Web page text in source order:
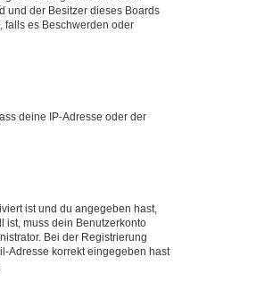
und der Besitzer dieses Boards
falls es Beschwerden oder
deine IP-Adresse oder der
ist und du angegeben hast,
ist, muss dein Benutzerkonto
Bei der Registrierung
Adresse korrekt eingegeben hast